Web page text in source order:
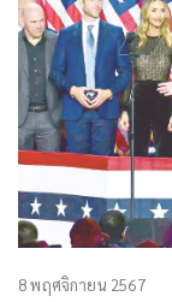
8 พฤศจิกายน 2567